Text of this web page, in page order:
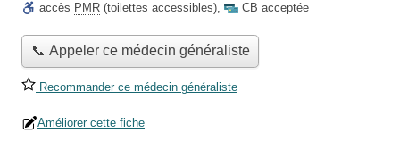
accès PMR (toilettes accessibles), CB acceptée
📞 Appeler ce médecin généraliste
Recommander ce médecin généraliste
Améliorer cette fiche